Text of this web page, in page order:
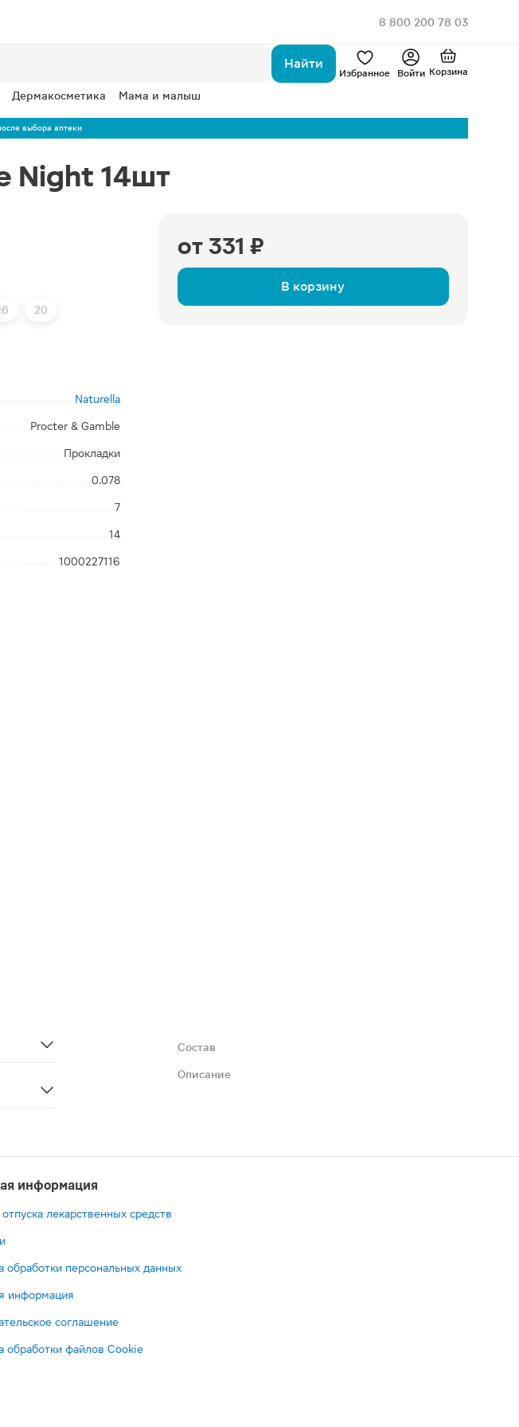
8 800 200 78 03
Найти
Избранное Войти Корзина
Дермакосметика Мама и малыш
выбора аптеки
Night 14шт
от 331 ₽
В корзину
20
Naturella
Procter & Gamble
Прокладки
0.078
7
14
1000227116
Состав
Описание
информация
лекарственных средств
обработки персональных данных
информация
соглашение
обработки файлов Cookie